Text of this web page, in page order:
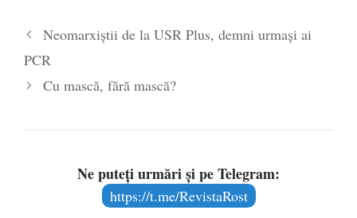
Neomarxiștii de la USR Plus, demni urmași ai
PCR
Cu mască, fără mască?
Ne puteți urmări și pe Telegram:
https://t.me/RevistaRost